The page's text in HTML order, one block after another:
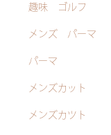
趣味 ゴルフ
メンズ パーマ
パーマ
メンズカット
メンズカツト